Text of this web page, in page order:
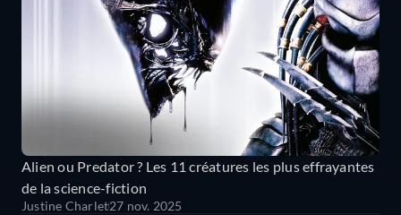
Alien ou Predator ? Les 11 créatures les plus effrayantes
de la science-fiction
Justine Charlet27 nov. 2025